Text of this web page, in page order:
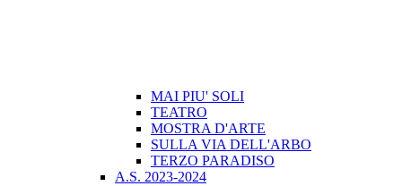
MAI PIU' SOLI
TEATRO
MOSTRA D'ARTE
SULLA VIA DELL'ARBO
TERZO PARADISO
A.S. 2023-2024